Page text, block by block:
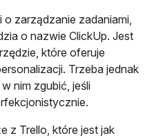
zarządzanie zadaniami,
o nazwie ClickUp. Jest
które oferuje
Trzeba jednak
nim zgubić, jeśli
z Trello, które jest jak